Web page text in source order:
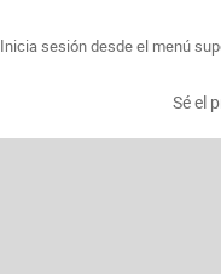
Inicia sesión desde el menú
Sé el